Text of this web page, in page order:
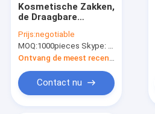
Kosmetische Zakken,
de Draagbare
Organisator Bags,
Mesh Transparent
Design Toiletry Bag
voor Vrouwen,
Rechthoek van de
Reismake-up
Prijs:negotiable
MOQ:1000pieces Skype: mydearneil
Contact nu